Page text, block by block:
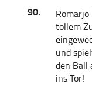
90.
tollem
und
den Ball
ins Tor!